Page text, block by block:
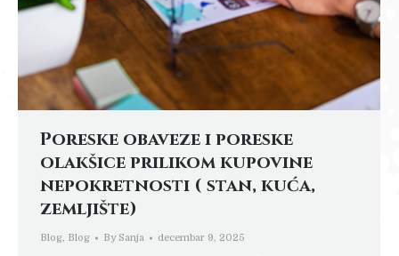
Poreske obaveze i poreske
olakšice prilikom kupovine
nepokretnosti ( stan, kuća,
zemljište)
Blog, Blog By Sanja decembar 9, 2025